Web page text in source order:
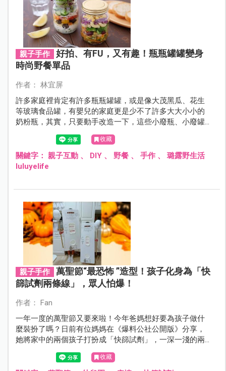
親子手作
好拍、有FU，又有趣！瓶瓶罐罐變身
時尚野餐單品
作者： 林宜屏
許多家庭裡肯定有許多瓶瓶罐罐，或是像大茂黑瓜、花生
等玻璃食品罐，有嬰兒的家庭更是少不了許多大大小小的
奶粉瓶，其實，只要動手改造一下，這些小廢瓶、小廢罐
就能變身為時尚的野餐單品喔！這樣可是環保又兼具美化
收藏
關鍵字： 親子互動、 DIY、 野餐、 手作、 璐露野生活
luluyelife
親子手作
萬聖節“最恐怖 ”造型！孩子化身為「快
篩試劑兩條線」，眾人怕爆！
作者： Fan
一年一度的萬聖節又要來啦！今年爸媽想好要為孩子做什
麼裝扮了嗎？日前有位媽媽在《爆料公社公開版》分享，
她將家中的兩個孩子打扮成「快篩試劑」，一深一淺的兩
條線，再搭配大棉棒，被網友堪稱為今年「比鬼還嚇人」
收藏